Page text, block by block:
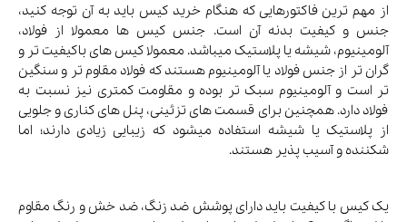
از مهم ترین فاکتورهایی که هنگام خرید کیس باید به آن توجه کنید،
جنس و کیفیت بدنه آن است. جنس کیس ها معمولا از فولاد،
آلومینیوم، شیشه یا پلاستیک میباشد. معمولا کیس های باکیفیت تر و
گران تر از جنس فولاد یا آلومینیوم هستند که فولاد مقاوم تر و سنگین
تر است و آلومینیوم سبک تر بوده و مقاومت کمتری نیز نسبت به
فولاد دارد. همچنین برای قسمت های تزئینی، پنل های کناری و جلویی
از پلاستیک یا شیشه استفاده میشود که زیبایی زیادی دارند؛ اما
شکننده و آسیب پذیر هستند.
یک کیس با کیفیت باید دارای پوشش ضد زنگ، ضد خش و رنگ مقاوم